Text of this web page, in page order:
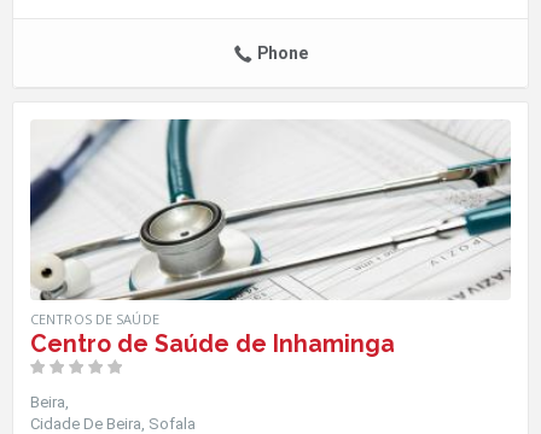
Phone
CENTROS DE SAÚDE
Centro de Saúde de Inhaminga
Beira
Cidade De Beira Sofala